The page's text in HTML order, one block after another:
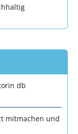
db
mitmachen und